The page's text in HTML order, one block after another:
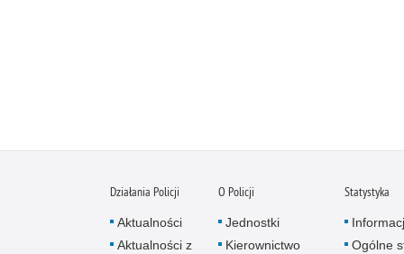
Działania Policji
Aktualności
Aktualności z
O Policji
Jednostki
Kierownictwo
Statystyka
Ogólne